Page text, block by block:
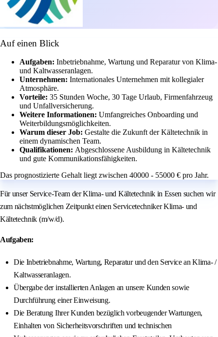
Auf einen Blick
Aufgaben: Inbetriebnahme, Wartung und Reparatur von Klima-
und Kaltwasseranlagen.
Unternehmen: Internationales Unternehmen mit kollegialer
Atmosphäre.
Vorteile: 35 Stunden Woche, 30 Tage Urlaub, Firmenfahrzeug
und Unfallversicherung.
Weitere Informationen: Umfangreiches Onboarding und
Weiterbildungsmöglichkeiten.
Warum dieser Job: Gestalte die Zukunft der Kältetechnik in
einem dynamischen Team.
Qualifikationen: Abgeschlossene Ausbildung in Kältetechnik
und gute Kommunikationsfähigkeiten.
Das prognostizierte Gehalt liegt zwischen 40000 - 55000 € pro Jahr.
Für unser Service-Team der Klima- und Kältetechnik in Essen suchen wir
zum nächstmöglichen Zeitpunkt einen Servicetechniker Klima- und
Kältetechnik (m/w/d).
Aufgaben:
Die Inbetriebnahme, Wartung, Reparatur und den Service an Klima- /
Kaltwasseranlagen.
Übergabe der installierten Anlagen an unsere Kunden sowie
Durchführung einer Einweisung.
Die Beratung Ihrer Kunden bezüglich vorbeugender Wartungen,
Einhalten von Sicherheitsvorschriften und technischen